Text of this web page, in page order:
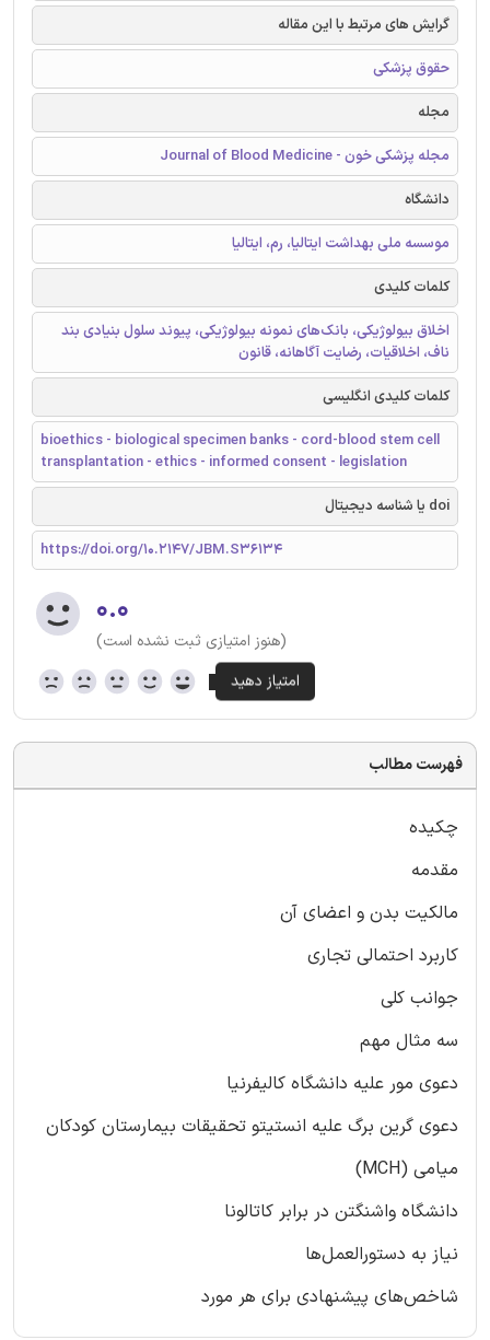
گرایش های مرتبط با این مقاله
حقوق پزشکی
مجله
مجله پزشکی خون - Journal of Blood Medicine
دانشگاه
موسسه ملی بهداشت ایتالیا، رم، ایتالیا
کلمات کلیدی
اخلاق بیولوژیکی، بانک‌های نمونه بیولوژیکی، پیوند سلول بنیادی بند
ناف، اخلاقیات، رضایت آگاهانه، قانون
کلمات کلیدی انگلیسی
bioethics - biological specimen banks - cord-blood stem cell
transplantation - ethics - informed consent - legislation
doi یا شناسه دیجیتال
https://doi.org/10.2147/JBM.S36134
۰.۰
(هنوز امتیازی ثبت نشده است)
فهرست مطالب
چکیده
مقدمه
مالکیت بدن و اعضای آن
کاربرد احتمالی تجاری
جوانب کلی
سه مثال مهم
دعوی مور علیه دانشگاه کالیفرنیا
دعوی گرین برگ علیه انستیتو تحقیقات بیمارستان کودکان
میامی (MCH)
دانشگاه واشنگتن در برابر کاتالونا
نیاز به دستورالعمل‌ها
شاخص‌های پیشنهادی برای هر مورد